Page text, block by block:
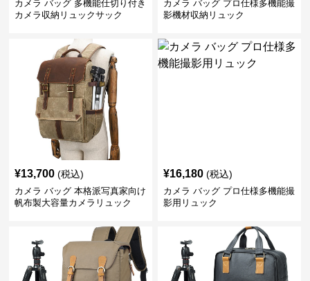
カメラ バッグ 多機能仕切り付き
カメラ収納リュックサック
カメラ バッグ プロ仕様多機能撮
影機材収納リュック
¥13,700 (税込)
カメラ バッグ 本格派写真家向け
帆布製大容量カメラリュック
¥16,180 (税込)
カメラ バッグ プロ仕様多機能撮
影用リュック